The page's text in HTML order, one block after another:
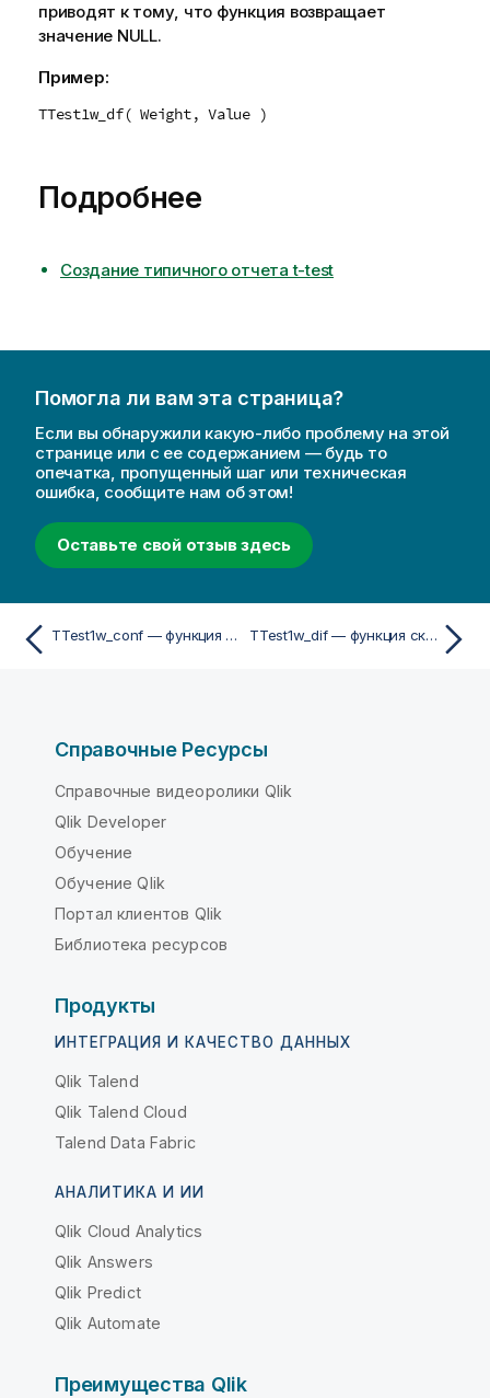
приводят к тому, что функция возвращает
значение NULL.
Пример:
TTest1w_df( Weight, Value )
Подробнее
Создание типичного отчета t-test
Помогла ли вам эта страница?
Если вы обнаружили какую-либо проблему на этой
странице или с ее содержанием — будь то
опечатка, пропущенный шаг или техническая
ошибка, сообщите нам об этом!
Оставьте свой отзыв здесь
TTest1w_conf — функция скриптa и диаграммы TTest1w_dif — функция скриптa и диаграммы
Справочные Ресурсы
Справочные видеоролики Qlik
Qlik Developer
Обучение
Обучение Qlik
Портал клиентов Qlik
Библиотека ресурсов
Продукты
ИНТЕГРАЦИЯ И КАЧЕСТВО ДАННЫХ
Qlik Talend
Qlik Talend Cloud
Talend Data Fabric
АНАЛИТИКА И ИИ
Qlik Cloud Analytics
Qlik Answers
Qlik Predict
Qlik Automate
Преимущества Qlik